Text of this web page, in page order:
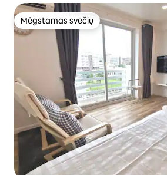
Mėgstamas svečių
Mėgstamas svečių